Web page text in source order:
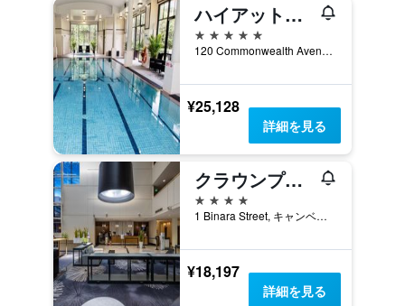
ハイアットホテル キャンベラ ア パークハイアットホテル
5つ星
120 Commonwealth Avenue, キャンベラ, ACT, オーストラリア
¥25,128
詳細を見る
クラウンプラザ キャンベラ
4つ星
1 Binara Street, キャンベラ, ACT, オーストラリア
¥18,197
詳細を見る